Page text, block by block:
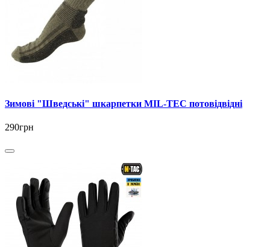
Зимові "Шведські" шкарпетки MIL-TEC потовідвідні
290грн